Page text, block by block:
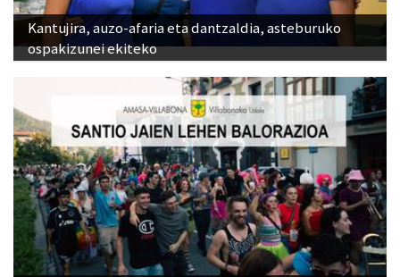
Kantujira, auzo-afaria eta dantzaldia, asteburuko
ospakizunei ekiteko